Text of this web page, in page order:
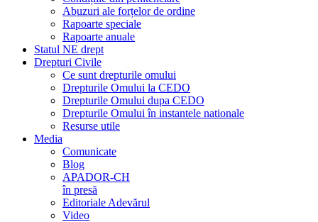
Abuzuri ale forțelor de ordine
Rapoarte speciale
Rapoarte anuale
Statul NE drept
Drepturi Civile
Ce sunt drepturile omului
Drepturile Omului la CEDO
Drepturile Omului dupa CEDO
Drepturile Omului în instantele nationale
Resurse utile
Media
Comunicate
Blog
APADOR-CH
în presă
Editoriale Adevărul
Video